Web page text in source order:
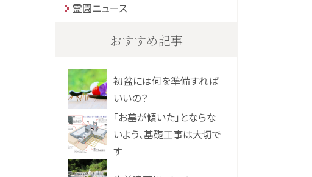
霊園ニュース
おすすめ記事
初盆には何を準備すれば
いいの？
「お墓が傾いた」とならな
いよう、基礎工事は大切で
す